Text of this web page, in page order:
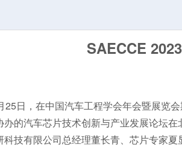
SAECCE
25日，在中国汽车工程学会年会暨展览
办的汽车芯片技术创新与产业发展论坛
科技有限公司总经理董长青、芯片专家